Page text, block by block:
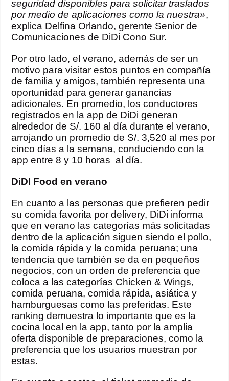
seguridad disponibles para solicitar traslados
por medio de aplicaciones como la nuestra»,
explica Delfina Orlando, gerente Senior de
Comunicaciones de DiDi Cono Sur.
Por otro lado, el verano, además de ser un
motivo para visitar estos puntos en compañía
de familia y amigos, también representa una
oportunidad para generar ganancias
adicionales. En promedio, los conductores
registrados en la app de DiDi generan
alrededor de S/. 160 al día durante el verano,
arrojando un promedio de S/. 3,520 al mes por
cinco días a la semana, conduciendo con la
app entre 8 y 10 horas al día.
DiDI Food en verano
En cuanto a las personas que prefieren pedir
su comida favorita por delivery, DiDi informa
que en verano las categorías más solicitadas
dentro de la aplicación siguen siendo el pollo,
la comida rápida y la comida peruana; una
tendencia que también se da en pequeños
negocios, con un orden de preferencia que
coloca a las categorías Chicken & Wings,
comida peruana, comida rápida, asiática y
hamburguesas como las preferidas. Este
ranking demuestra lo importante que es la
cocina local en la app, tanto por la amplia
oferta disponible de preparaciones, como la
preferencia que los usuarios muestran por
estas.